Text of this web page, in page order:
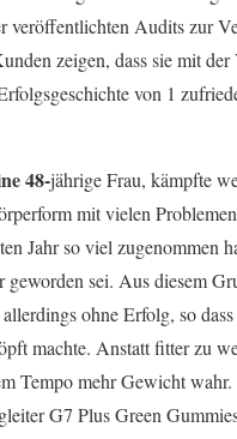
veröffentlichten Audits zur
zeigen, dass sie mit der
von 1
48-jährige Frau, kämpfte
mit vielen
Jahr so viel zugenommen
geworden sei. Aus diesem
ohne Erfolg, so
machte. Anstatt fitter zu
Tempo mehr Gewicht
G7 Plus Green